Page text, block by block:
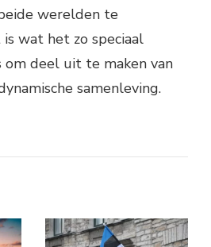
werelden te
wat het zo speciaal
om deel uit te maken van
samenleving.